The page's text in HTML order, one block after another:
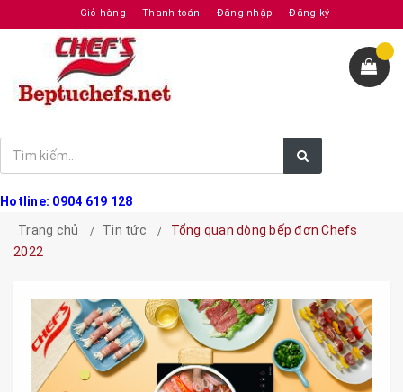
Giỏ hàng Thanh toán Đăng nhập Đăng ký
Hotline: 0904 619 128
Trang chủ
Tin tức
Tổng quan dòng bếp đơn Chefs
2022